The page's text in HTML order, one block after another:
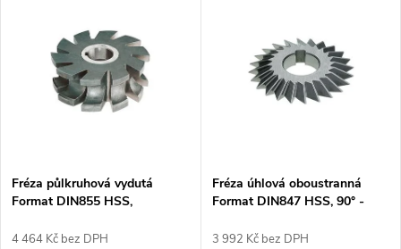
p
Abecedně
s
p
Fréza půlkruhová vydutá
Format DIN855 HSS,
4 464 Kč bez DPH
Fréza úhlová oboustranná
Format DIN847 HSS, 90° -
3 992 Kč bez DPH